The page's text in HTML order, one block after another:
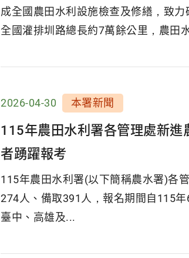
成全國農田水利設施檢查及修繕，致
全國灌排圳路總長約7萬餘公里，農田
2026-04-30 本署新聞
115年農田水利署各管理處新進
者踴躍報考
115年農田水利署(以下簡稱農水署)各
274人、備取391人，報名期間自115
臺中、高雄及...